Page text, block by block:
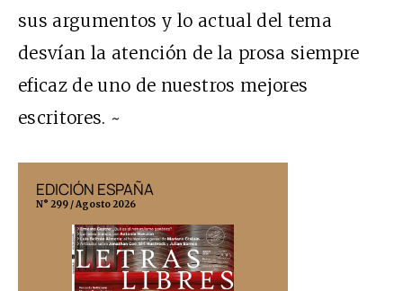
sus argumentos y lo actual del tema
desvían la atención de la prosa siempre
eficaz de uno de nuestros mejores
escritores. ~
EDICIÓN ESPAÑA
N° 299 / Agosto 2026